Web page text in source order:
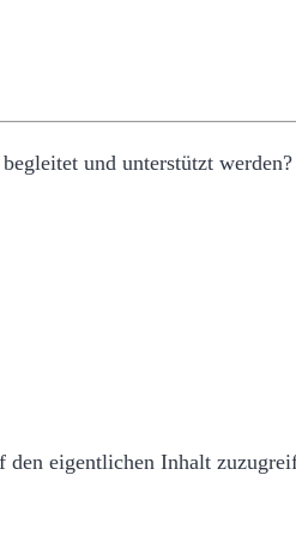
und unterstützt
den eigentlichen Inhalt